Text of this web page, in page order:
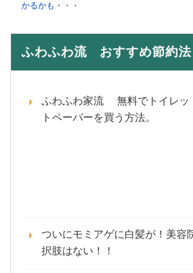
かるかも・・・
ふわふわ流 おすすめ節約法
ふわふわ家流 無料でトイレッ
トペーパーを買う方法。
ついにモミアゲに白髪が！美容
択肢はない！！